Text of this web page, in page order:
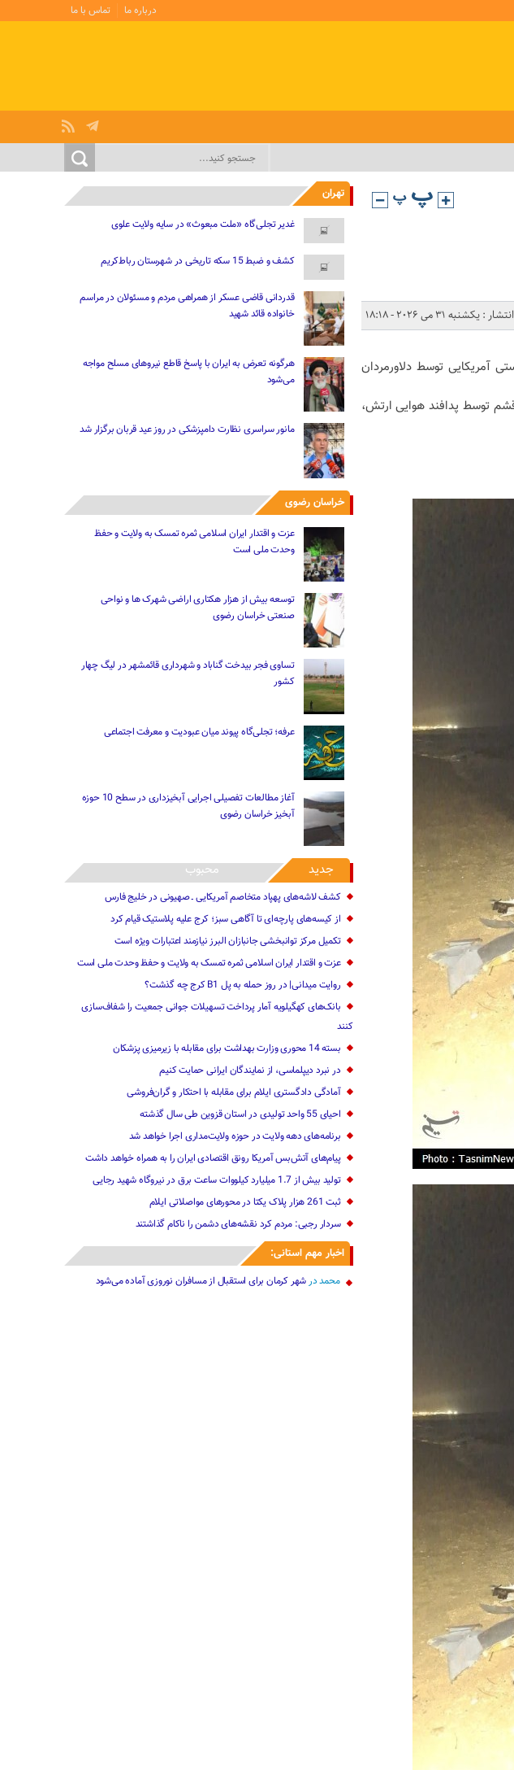
درباره ما تماس با ما
: یکشنبه 31 می 2026 - 18:18
آمریکایی توسط دلاورمردان
توسط پدافند هوایی ارتش،
تهران
غدیر تجلی‌گاه «ملت مبعوث» در سایه ولایت علوی
کشف و ضبط 15 سکه تاریخی در شهرستان رباط‌کریم
قدردانی قاضی عسکر از همراهی مردم و مسئولان در مراسم
خانواده قائد شهید
هرگونه تعرض به ایران با پاسخ قاطع نیروهای مسلح مواجه
می‌شود
مانور سراسری نظارت دامپزشکی در روز عید قربان برگزار شد
خراسان رضوی
عزت و اقتدار ایران اسلامی ثمره تمسک به ولایت و حفظ
وحدت ملی است
توسعه بیش از هزار هکتاری اراضی شهرک ها و نواحی
صنعتی خراسان رضوی
تساوی فجر بیدخت گناباد و شهرداری قائمشهر در لیگ چهار
کشور
عرفه؛ تجلی‌گاه پیوند میان عبودیت و معرفت اجتماعی
آغاز مطالعات تفصیلی اجرایی آبخیزداری در سطح 10 حوزه
آبخیز خراسان رضوی
جدید محبوب
کشف لاشه‌های پهپاد متخاصم آمریکایی ـ صهیونی در خلیج فارس
از کیسه‌های پارچه‌ای تا آگاهی سبز؛ کرج علیه پلاستیک قیام کرد
تکمیل مرکز توانبخشی جانبازان البرز نیازمند اعتبارات ویژه است
عزت و اقتدار ایران اسلامی ثمره تمسک به ولایت و حفظ وحدت ملی است
روایت میدانی| در روز حمله به پل B1 کرج چه گذشت؟
بانک‌های کهگیلویه آمار پرداخت تسهیلات جوانی جمعیت را شفاف‌سازی
کنند
بسته 14‌ محوری وزارت بهداشت برای مقابله با زیرمیزی پزشکان
در نبرد دیپلماسی، از نمایندگان ایرانی حمایت کنیم
آمادگی دادگستری ایلام برای مقابله با احتکار و گران‌فروشی
احیای 55 واحد تولیدی در استان قزوین طی سال گذشته
برنامه‌های دهه ولایت در حوزه ولایت‌مداری اجرا خواهد شد
پیام‌های آتش‌بس ‌آمریکا رونق اقتصادی ایران را به همراه خواهد داشت‌
تولید بیش از 1.7 میلیارد کیلووات ساعت برق در نیروگاه شهید رجایی
ثبت 261 هزار پلاک یکتا در محورهای مواصلاتی ایلام
سردار رجبی: مردم کرد نقشه‌های دشمن را ناکام گذاشتند
اخبار مهم استانی:
محمددرشهر کرمان برای استقبال از مسافران نوروزی آماده می‌شود